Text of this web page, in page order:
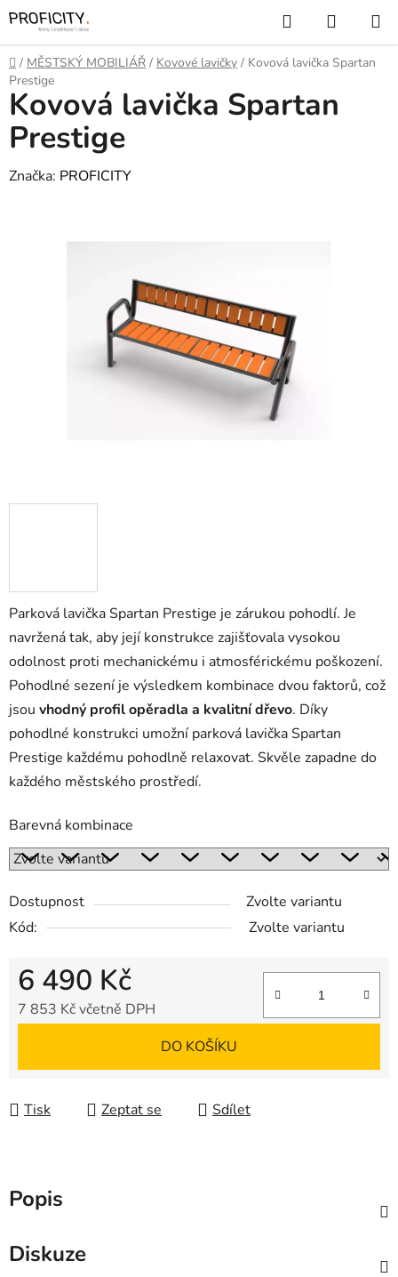
Přejít
na
obsah
Hledat
KOŠÍK
Domů
/ MĚSTSKÝ MOBILIÁŘ / Kovové lavičky / Kovová lavička Spartan
Prestige
Parková lavička Spartan Prestige je zárukou pohodlí. Je
navržená tak, aby její konstrukce zajišťovala vysokou
odolnost proti mechanickému i atmosférickému poškození.
Pohodlné sezení je výsledkem kombinace dvou faktorů, což
jsou vhodný profil opěradla a kvalitní dřevo. Díky
pohodlné konstrukci umožní parková lavička Spartan
Prestige každému pohodlně relaxovat. Skvěle zapadne do
každého městského prostředí.
Barevná kombinace
Dostupnost
Zvolte variantu
Kód:
Zvolte variantu
6 490 Kč
7 853 Kč včetně DPH
DO KOŠÍKU
Tisk Zeptat se Sdílet
Kovová lavička Spartan
Prestige
Značka: PROFICITY
Popis
Diskuze